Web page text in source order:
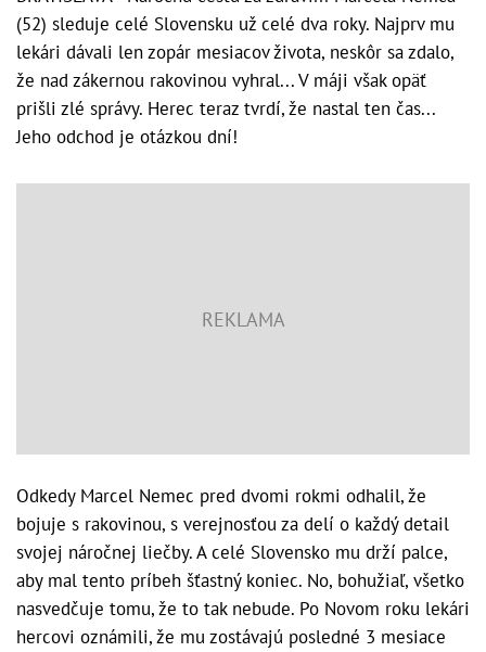
(52) sleduje celé Slovensku už celé dva roky. Najprv mu
lekári dávali len zopár mesiacov života, neskôr sa zdalo,
že nad zákernou rakovinou vyhral... V máji však opäť
prišli zlé správy. Herec teraz tvrdí, že nastal ten čas...
Jeho odchod je otázkou dní!
Odkedy Marcel Nemec pred dvomi rokmi odhalil, že
bojuje s rakovinou, s verejnosťou za delí o každý detail
svojej náročnej liečby. A celé Slovensko mu drží palce,
aby mal tento príbeh šťastný koniec. No, bohužiaľ, všetko
nasvedčuje tomu, že to tak nebude. Po Novom roku lekári
hercovi oznámili, že mu zostávajú posledné 3 mesiace